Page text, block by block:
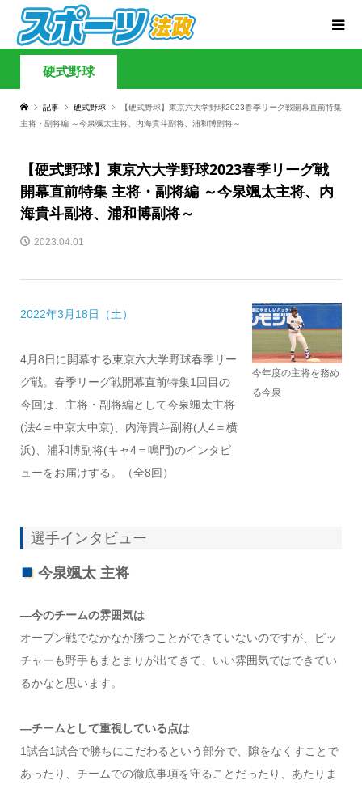
硬式野球
記事 硬式野球
【硬式野球】東京六大学野球2023春季リーグ戦開幕直前特集
主将・副将編 ～今泉颯太主将、内海貴斗副将、浦和博副将～
【硬式野球】東京六大学野球2023春季リーグ戦
開幕直前特集 主将・副将編 ～今泉颯太主将、内
海貴斗副将、浦和博副将～
2023.04.01
2022年3月18日（土）
4月8日に開幕する東京六大学野球春季リー
グ戦。春季リーグ戦開幕直前特集1回目の
今回は、主将・副将編として今泉颯太主将
(法4＝中京大中京)、内海貴斗副将(人4＝横
浜)、浦和博副将(キャ4＝鳴門)のインタビ
ューをお届けする。（全8回）
今年度の主将を務め
る今泉
選手インタビュー
今泉颯太 主将
―今のチームの雰囲気は
オープン戦でなかなか勝つことができていないのですが、ピッ
チャーも野手もまとまりが出てきて、いい雰囲気ではできてい
るかなと思います。
―チームとして重視している点は
1試合1試合で勝ちにこだわるという部分で、隙をなくすことで
あったり、チームでの徹底事項を守ることだったり、あたりま